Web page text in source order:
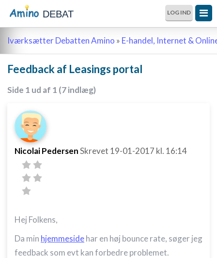
DEBAT LOG IND
Iværksætter Debatten Amino » E-handel, Internet &
Feedback af Leasings portal
Side 1 ud af 1 (7 indlæg)
Nicolai PedersenSkrevet 19-01-2017 kl. 16:14
Hej Folkens,
Da min hjemmesidehar en høj bounce rate, søger jeg
feedback som evt kan forbedre problemet.